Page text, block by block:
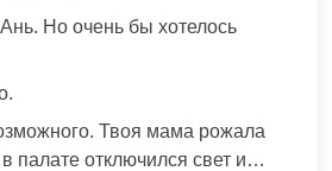
Но очень бы хотелось
Твоя мама рожала
в палате отключился свет и…